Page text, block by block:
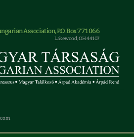
Association, P.O. Box 771066
Lakewood, OH 44107